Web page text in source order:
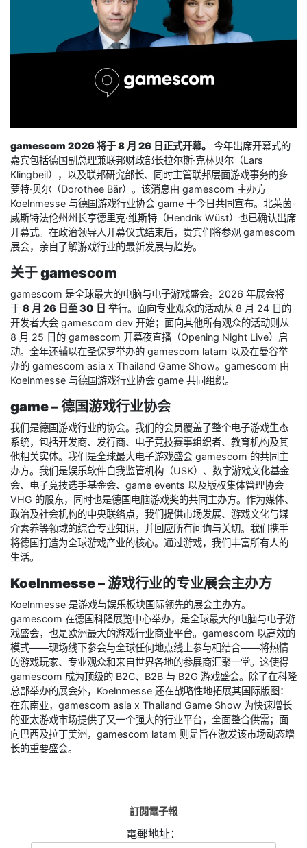
gamescom 2026 将于 8 月 26 日正式开幕。
今年出席开幕式的
嘉宾包括德国副总理兼联邦财政部长拉尔斯·克林贝尔（Lars
Klingbeil），以及联邦研究部长、同时主管联邦层面游戏事务的多
萝特·贝尔（Dorothee Bär）。该消息由 gamescom 主办方
Koelnmesse 与德国游戏行业协会 game 于今日共同宣布。北莱茵-
威斯特法伦州州长亨德里克·维斯特（Hendrik Wüst）也已确认出席
开幕式。在政治领导人开幕仪式结束后，贵宾们将参观 gamescom
展会，亲自了解游戏行业的最新发展与趋势。
关于 gamescom
gamescom 是全球最大的电脑与电子游戏盛会。2026 年展会将
于 8 月 26 日至 30 日 举行。面向专业观众的活动从 8 月 24 日的
开发者大会 gamescom dev 开始；面向其他所有观众的活动则从
8 月 25 日的 gamescom 开幕夜直播（Opening Night Live）启
动。全年还辅以在圣保罗举办的 gamescom latam 以及在曼谷举
办的 gamescom asia x Thailand Game Show。gamescom 由
Koelnmesse 与德国游戏行业协会 game 共同组织。
game – 德国游戏行业协会
我们是德国游戏行业的协会。我们的会员覆盖了整个电子游戏生态
系统，包括开发商、发行商、电子竞技赛事组织者、教育机构及其
他相关实体。我们是全球最大电子游戏盛会 gamescom 的共同主
办方。我们是娱乐软件自我监管机构（USK）、数字游戏文化基金
会、电子竞技选手基金会、game events 以及版权集体管理协会
VHG 的股东，同时也是德国电脑游戏奖的共同主办方。作为媒体、
政治及社会机构的中央联络点，我们提供市场发展、游戏文化与媒
介素养等领域的综合专业知识，并回应所有问询与关切。我们携手
将德国打造为全球游戏产业的核心。通过游戏，我们丰富所有人的
生活。
Koelnmesse – 游戏行业的专业展会主办方
Koelnmesse 是游戏与娱乐板块国际领先的展会主办方。
gamescom 在德国科隆展览中心举办，是全球最大的电脑与电子游
戏盛会，也是欧洲最大的游戏行业商业平台。gamescom 以高效的
模式——现场线下参会与全球任何地点线上参与相结合——将热情
的游戏玩家、专业观众和来自世界各地的参展商汇聚一堂。这使得
gamescom 成为顶级的 B2C、B2B 与 B2G 游戏盛会。除了在科隆
总部举办的展会外，Koelnmesse 还在战略性地拓展其国际版图：
在东南亚，gamescom asia x Thailand Game Show 为快速增长
的亚太游戏市场提供了又一个强大的行业平台，全面整合供需；面
向巴西及拉丁美洲，gamescom latam 则是旨在激发该市场动态增
长的重要盛会。
訂閱電子報
電郵地址：